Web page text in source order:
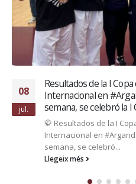
08
jul.
Resultados de la I
Internacional en
semana, se celebró la I
🥋 Resultados de la I
Internacional en
semana, se celebró...
Llegeix més